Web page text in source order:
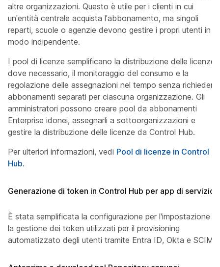
altre organizzazioni. Questo è utile per i clienti in cui
un'entità centrale acquista l'abbonamento, ma singoli
reparti, scuole o agenzie devono gestire i propri utenti in
modo indipendente.
I pool di licenze semplificano la distribuzione delle licenze
dove necessario, il monitoraggio del consumo e la
regolazione delle assegnazioni nel tempo senza richiedere
abbonamenti separati per ciascuna organizzazione. Gli
amministratori possono creare pool da abbonamenti
Enterprise idonei, assegnarli a sottoorganizzazioni e
gestire la distribuzione delle licenze da Control Hub.
Per ulteriori informazioni, vedi Pool di licenze in Control
Hub.
Generazione di token in Control Hub per app di servizio
È stata semplificata la configurazione per l'impostazione e
la gestione dei token utilizzati per il provisioning
automatizzato degli utenti tramite Entra ID, Okta e SCIM